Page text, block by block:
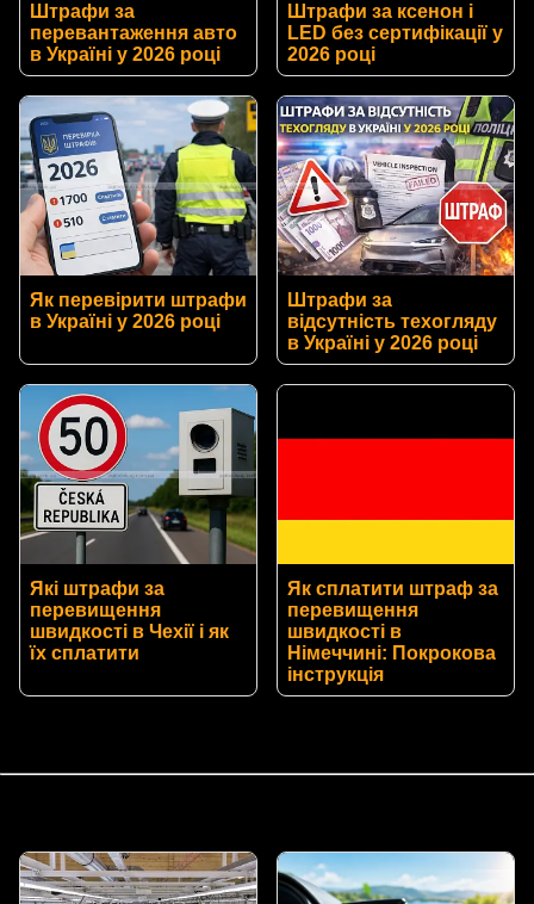
Штрафи за
перевантаження авто
в Україні у 2026 році
Штрафи за ксенон і
LED без сертифікації у
2026 році
Як перевірити штрафи
в Україні у 2026 році
Штрафи за
відсутність техогляду
в Україні у 2026 році
Які штрафи за
перевищення
швидкості в Чехії і як
їх сплатити
Як сплатити штраф за
перевищення
швидкості в
Німеччині: Покрокова
інструкція